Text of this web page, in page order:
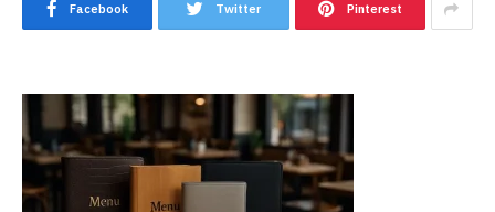
Facebook Twitter Pinterest